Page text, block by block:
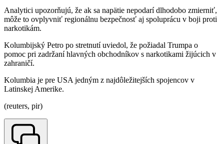
Analytici upozorňujú, že ak sa napätie nepodarí dlhodobo zmierniť,
môže to ovplyvniť regionálnu bezpečnosť aj spoluprácu v boji proti
narkotikám.
Kolumbijský Petro po stretnutí uviedol, že požiadal Trumpa o
pomoc pri zadržaní hlavných obchodníkov s narkotikami žijúcich v
zahraničí.
Kolumbia je pre USA jedným z najdôležitejších spojencov v
Latinskej Amerike.
(reuters, pir)